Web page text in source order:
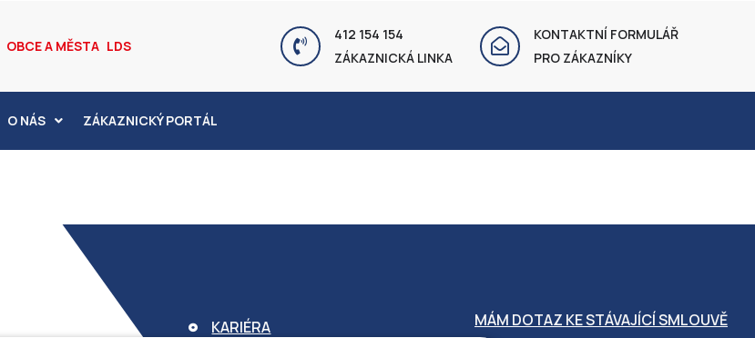
OBCE A MĚSTA LDS
412 154 154
ZÁKAZNICKÁ LINKA
KONTAKTNÍ FORMULÁŘ
PRO ZÁKAZNÍKY
O NÁS ZÁKAZNICKÝ PORTÁL
KARIÉRA
MÁM DOTAZ KE STÁVAJÍCÍ SMLOUVĚ